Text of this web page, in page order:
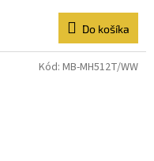
Do košíka
Kód: MB-MH512T/WW